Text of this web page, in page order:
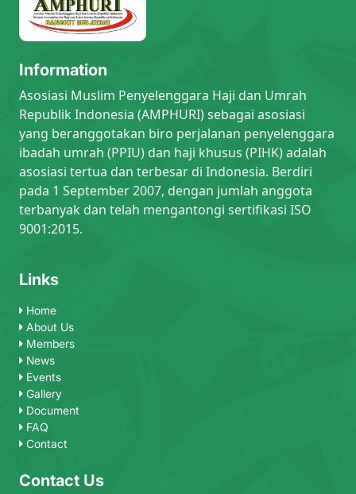
Information
Asosiasi Muslim Penyelenggara Haji dan Umrah
Republik Indonesia (AMPHURI) sebagai asosiasi
yang beranggotakan biro perjalanan penyelenggara
ibadah umrah (PPIU) dan haji khusus (PIHK) adalah
asosiasi tertua dan terbesar di Indonesia. Berdiri
pada 1 September 2007, dengan jumlah anggota
terbanyak dan telah mengantongi sertifikasi ISO
9001:2015.
Links
Home
About Us
Members
News
Events
Gallery
Document
FAQ
Contact
Contact Us